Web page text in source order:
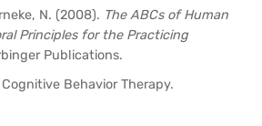
N. (2008). The ABCs of Human
Principles for the Practicing
Publications.
Behavior Therapy.